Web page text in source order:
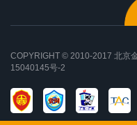
COPYRIGHT © 2010-2017 北京
15040145号-2